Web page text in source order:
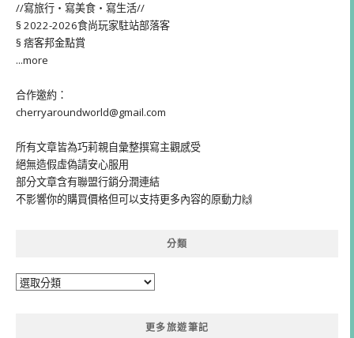
//寫旅行・寫美食・寫生活//
§ 2022-2026食尚玩家駐站部落客
§ 痞客邦金點賞
...more
合作邀約：
cherryaroundworld@gmail.com
所有文章皆為巧莉親自彙整撰寫主觀感受
絕無造假虛偽請安心服用
部分文章含有聯盟行銷分潤連結
不影響你的購買價格但可以支持更多內容的原動力🙌
分類
分
更多旅遊筆記